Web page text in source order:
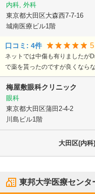
内科, 外科
東京都大田区大森西7-7-16
城南医療ビル1階
口コミ: 4件 5
ネットでは中傷も有りましたが
で薬を貰ったのですが良くなら
梅屋敷眼科クリニック
眼科
東京都大田区蒲田2-4-2
川島ビル1階
大田区(内
東邦大学医療センタ